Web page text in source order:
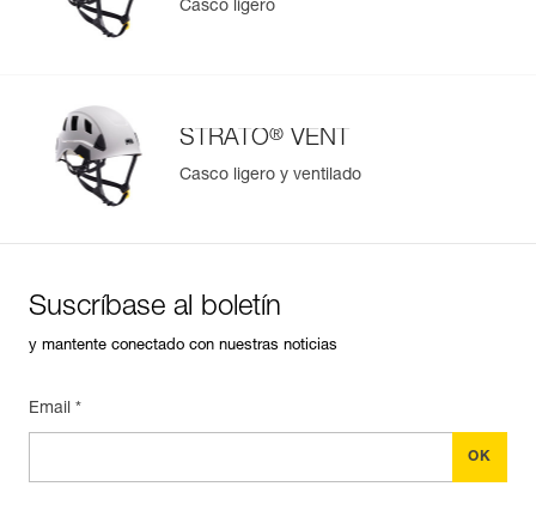
Casco ligero
STRATO® VENT
Casco ligero y ventilado
Suscríbase al boletín
y mantente conectado con nuestras noticias
Email *